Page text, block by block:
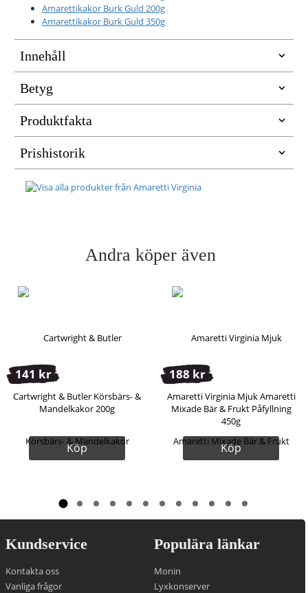
Amarettikakor Burk Guld 200g
Amarettikakor Burk Guld 350g
Innehåll
Betyg
Produktfakta
Prishistorik
Andra köper även
141 kr
Cartwright & Butler Körsbärs- &
Mandelkakor 200g
Köp
188 kr
Amaretti Virginia Mjuk Amaretti
Mixade Bär & Frukt Påfyllning
450g
Köp
Kundservice
Kontakta oss
Vanliga frågor
Populära länkar
Monin
Lyxkonserver